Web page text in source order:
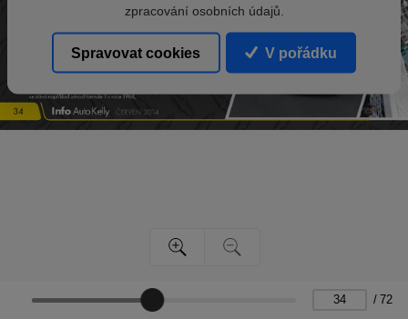
/ 72
zpracování osobních údajů.
Spravovat cookies V pořádku